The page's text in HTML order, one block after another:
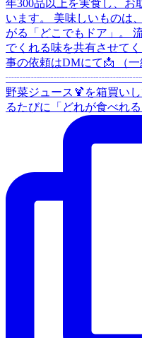
野菜ジュース🍹を箱買い
るたびに「どれが食べれ